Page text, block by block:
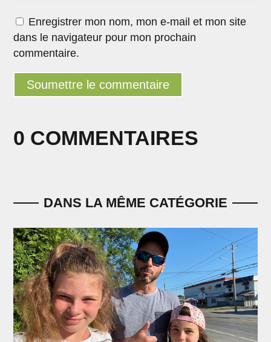
0 COMMENTAIRES
Enregistrer mon nom, mon e-mail et mon site
dans le navigateur pour mon prochain
commentaire.
Soumettre le commentaire
DANS LA MÊME CATÉGORIE